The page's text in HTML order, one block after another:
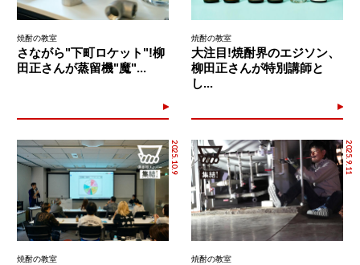
焼酎の教室
さながら"下町ロケット"!柳
田正さんが蒸留機"魔"...
焼酎の教室
大注目!焼酎界のエジソン、
柳田正さんが特別講師と
し...
2025.10.9
焼酎の教室
2025.9.11
焼酎の教室